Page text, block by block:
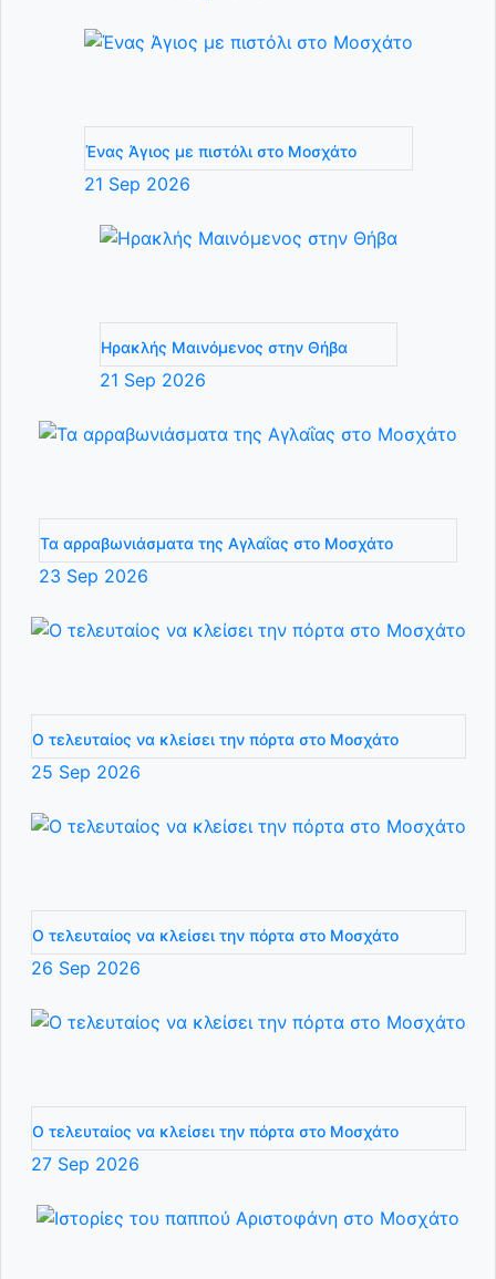
Ένας Άγιος με πιστόλι στο Μοσχάτο
21 Sep 2026
Ηρακλής Μαινόμενος στην Θήβα
21 Sep 2026
Τα αρραβωνιάσματα της Αγλαΐας στο Μοσχάτο
23 Sep 2026
Ο τελευταίος να κλείσει την πόρτα στο Μοσχάτο
25 Sep 2026
Ο τελευταίος να κλείσει την πόρτα στο Μοσχάτο
26 Sep 2026
Ο τελευταίος να κλείσει την πόρτα στο Μοσχάτο
27 Sep 2026